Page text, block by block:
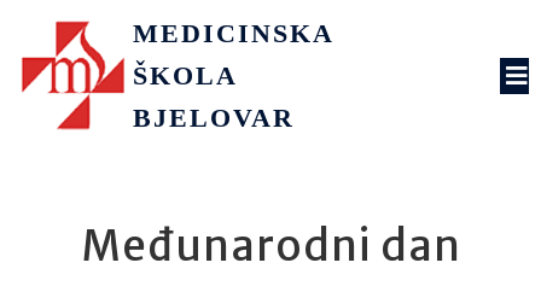
MEDICINSKA
ŠKOLA
BJELOVAR
Međunarodni dan